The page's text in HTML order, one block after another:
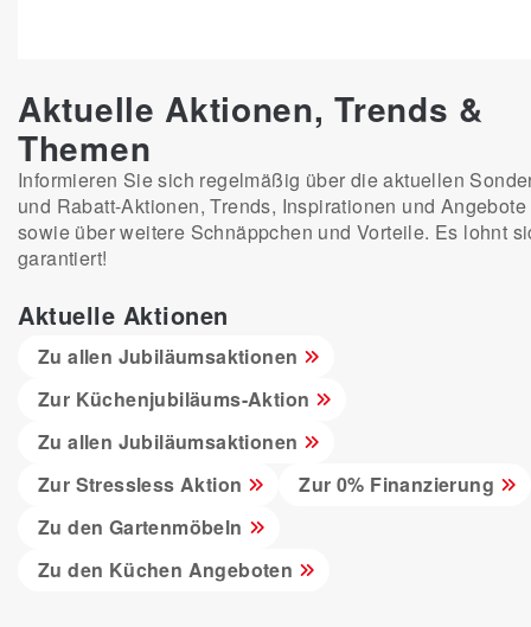
Aktuelle Aktionen, Trends &
Themen
Informieren Sie sich regelmäßig über die aktuellen
und Rabatt-Aktionen, Trends, Inspirationen und Angebote
sowie über weitere Schnäppchen und Vorteile. Es lohnt
garantiert!
Aktuelle Aktionen
Zu allen Jubiläumsaktionen
Zur Küchenjubiläums-Aktion
Zu allen Jubiläumsaktionen
Zur Stressless Aktion
Zur 0% Finanzierung
Zu den Gartenmöbeln
Zu den Küchen Angeboten